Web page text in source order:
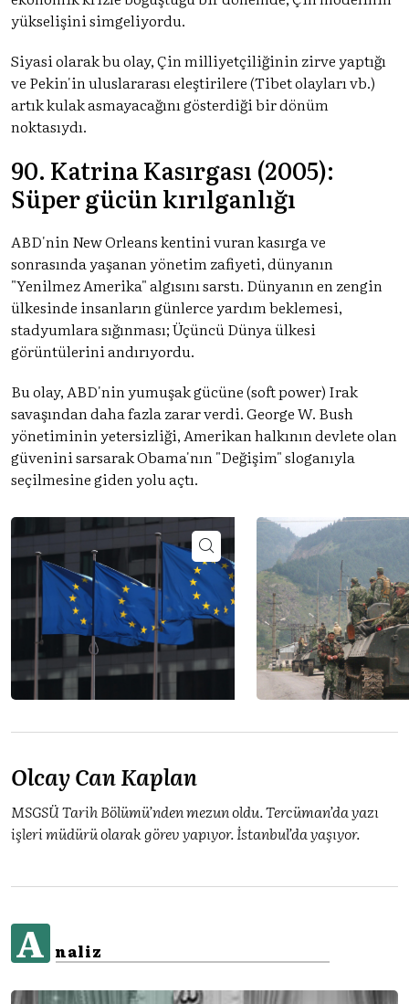
yükselişini simgeliyordu.
Siyasi olarak bu olay, Çin milliyetçiliğinin zirve yaptığı
ve Pekin'in uluslararası eleştirilere (Tibet olayları vb.)
artık kulak asmayacağını gösterdiği bir dönüm
noktasıydı.
90. Katrina Kasırgası (2005):
Süper gücün kırılganlığı
ABD'nin New Orleans kentini vuran kasırga ve
sonrasında yaşanan yönetim zafiyeti, dünyanın
"Yenilmez Amerika" algısını sarstı. Dünyanın en zengin
ülkesinde insanların günlerce yardım beklemesi,
stadyumlara sığınması; Üçüncü Dünya ülkesi
görüntülerini andırıyordu.
Bu olay, ABD'nin yumuşak gücüne (soft power) Irak
savaşından daha fazla zarar verdi. George W. Bush
yönetiminin yetersizliği, Amerikan halkının devlete olan
güvenini sarsarak Obama'nın "Değişim" sloganıyla
seçilmesine giden yolu açtı.
Olcay Can Kaplan
MSGSÜ Tarih Bölümü’nden mezun oldu. Tercüman’da yazı
işleri müdürü olarak görev yapıyor. İstanbul’da yaşıyor.
A naliz